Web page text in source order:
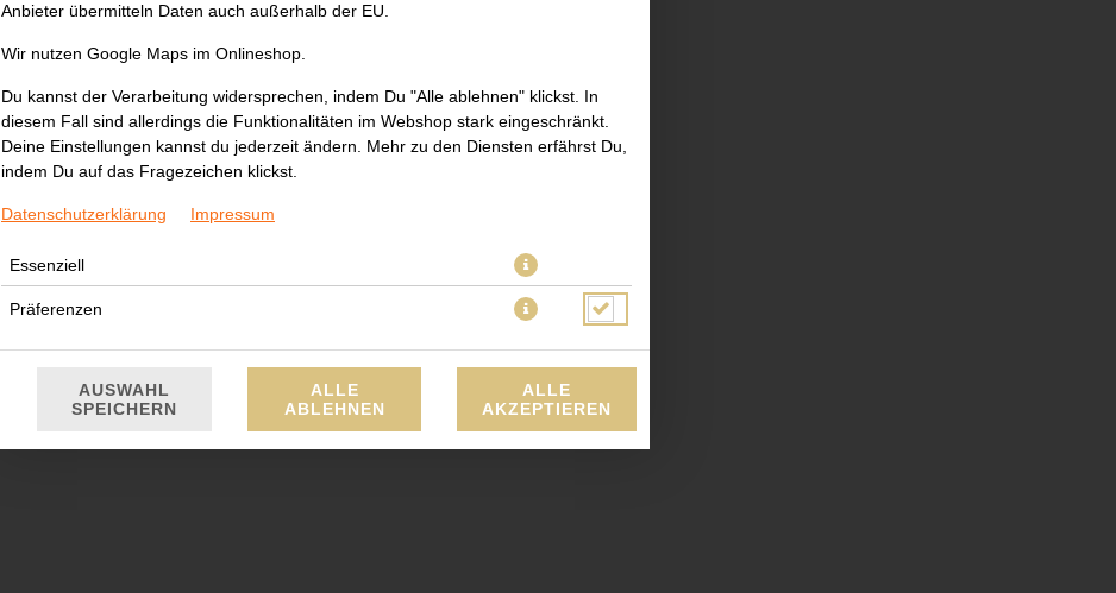
Lachs, Chili, avocado, Lauch,Fischrogen
Anbieter übermitteln Daten auch außerhalb der EU.
Wir nutzen Google Maps im Onlineshop.
Du kannst der Verarbeitung widersprechen, indem Du "Alle ablehnen" klickst. In
diesem Fall sind allerdings die Funktionalitäten im Webshop stark eingeschränkt.
Deine Einstellungen kannst du jederzeit ändern. Mehr zu den Diensten erfährst Du,
indem Du auf das Fragezeichen klickst.
Datenschutzerklärung Impressum
Essenziell
Präferenzen
AUSWAHL
SPEICHERN
ALLE
ABLEHNEN
ALLE
AKZEPTIEREN